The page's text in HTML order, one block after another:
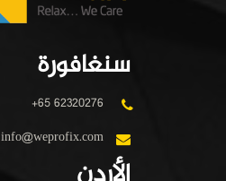
سنغافورة
+65 62320276
info@weprofix.com